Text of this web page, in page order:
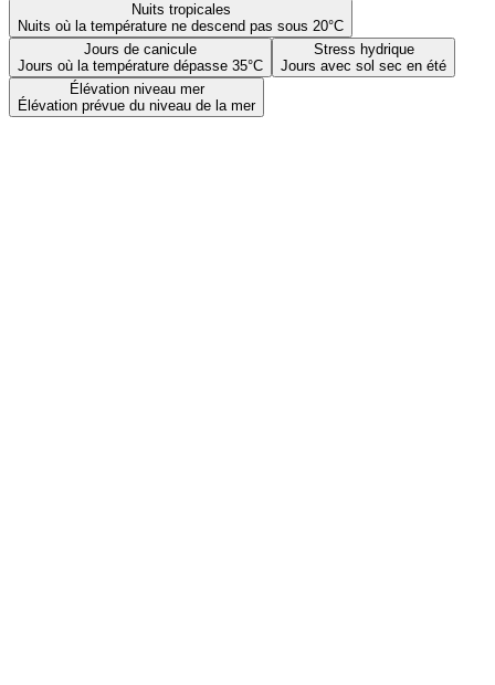
Nuits tropicales
Nuits où la température ne descend pas sous 20°C
Jours de canicule
Jours où la température dépasse 35°C
Stress hydrique
Jours avec sol sec en été
Élévation niveau mer
Élévation prévue du niveau de la mer